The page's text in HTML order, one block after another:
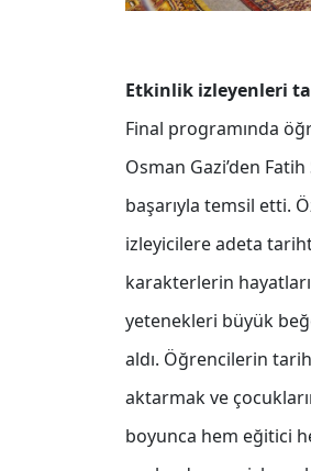
Etkinlik izleyenleri
Final programında
Osman Gazi’den
başarıyla temsil etti.
izleyicilere adeta
karakterlerin
yetenekleri büyük
aldı. Öğrencilerin
aktarmak ve
boyunca hem eğitici